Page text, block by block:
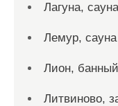
Лагуна, сауна
Лемур, сауна
Лион,
Литвиново,